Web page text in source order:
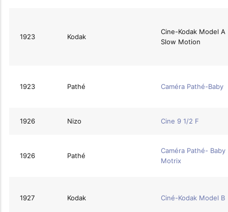
1923 Kodak
Cine-Kodak Model A
Slow Motion
1923 Pathé Caméra Pathé-Baby
1926 Nizo Cine 9 1/2 F
1926 Pathé
Caméra Pathé- Baby
Motrix
1927 Kodak Ciné-Kodak Model B